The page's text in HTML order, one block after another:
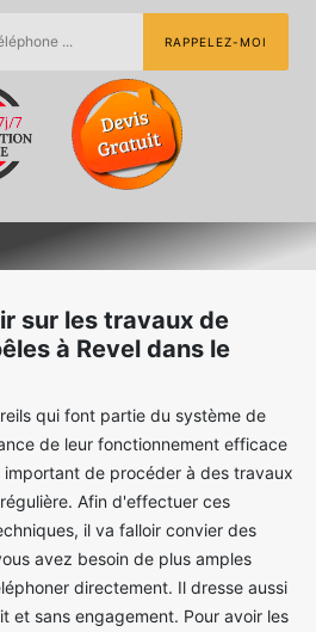
sur les travaux de
à Revel dans le
qui font partie du système de
de leur fonctionnement efficace
de procéder à des travaux
Afin d'effectuer ces
il va falloir convier des
avez besoin de plus amples
directement. Il dresse aussi
et sans engagement. Pour avoir les